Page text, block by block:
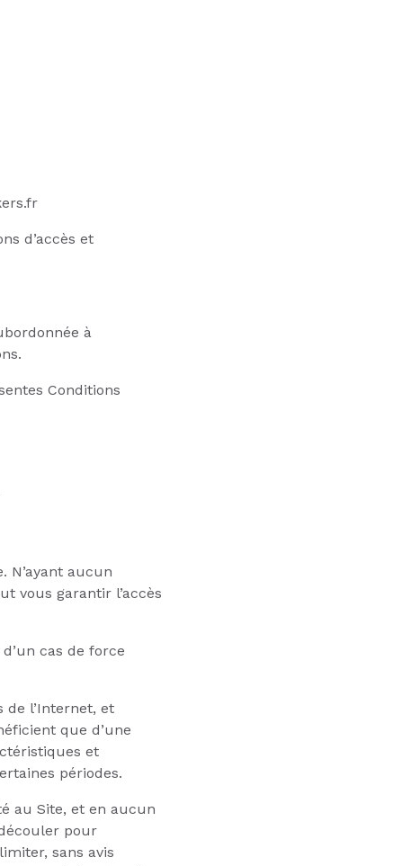
d’accès et
à
Conditions
N’ayant aucun
vous garantir l’accès
cas de force
l’Internet, et
que d’une
et
périodes.
au Site, et en aucun
pour
sans avis